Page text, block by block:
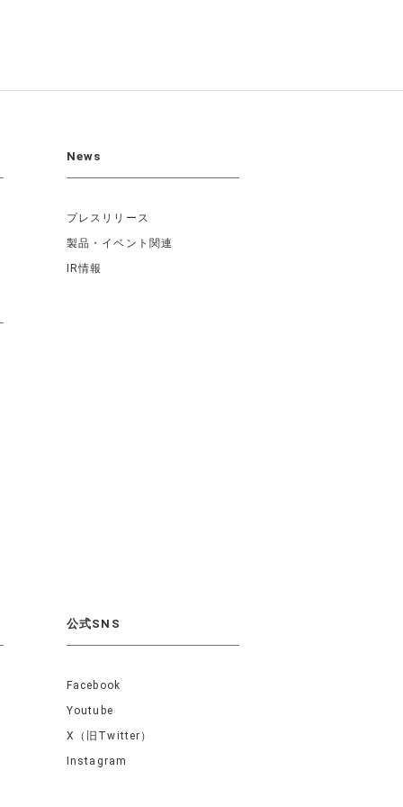
News
プレスリリース
製品・イベント関連
IR情報
公式SNS
Facebook
Youtube
X（旧Twitter）
Instagram